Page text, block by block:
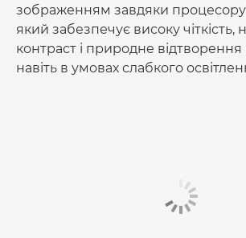
зображенням завдяки процесору
який забезпечує високу чіткість,
контраст і природне відтворення
навіть в умовах слабкого